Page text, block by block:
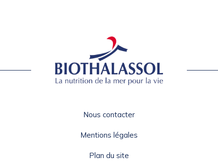
Nous contacter
Mentions légales
Plan du site